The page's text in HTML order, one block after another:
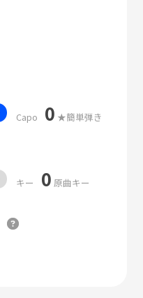
Capo 0 ★簡単弾き
キー 0 原曲キー